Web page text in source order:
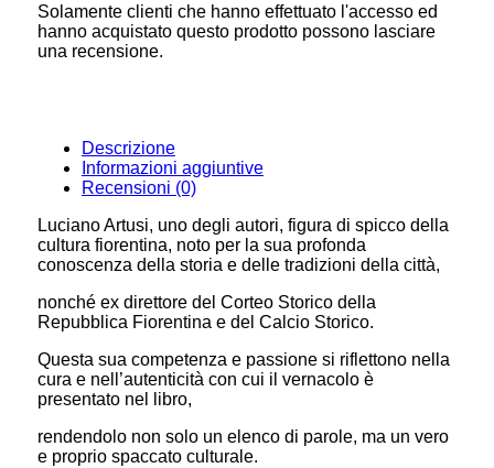
Solamente clienti che hanno effettuato l'accesso ed
hanno acquistato questo prodotto possono lasciare
una recensione.
Descrizione
Informazioni aggiuntive
Recensioni (0)
Luciano Artusi, uno degli autori, figura di spicco della
cultura fiorentina, noto per la sua profonda
conoscenza della storia e delle tradizioni della città,
nonché ex direttore del Corteo Storico della
Repubblica Fiorentina e del Calcio Storico.
Questa sua competenza e passione si riflettono nella
cura e nell’autenticità con cui il vernacolo è
presentato nel libro,
rendendolo non solo un elenco di parole, ma un vero
e proprio spaccato culturale.